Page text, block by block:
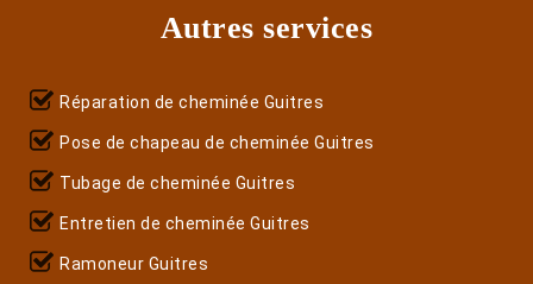
Autres services
Réparation de cheminée Guitres
Pose de chapeau de cheminée Guitres
Tubage de cheminée Guitres
Entretien de cheminée Guitres
Ramoneur Guitres